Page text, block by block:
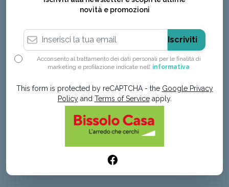
novità e promozioni
Indirizzo email
Iscriviti
Acconsento al trattamento dei dati personali per le finalità di
marketing e profilazione indicate nell’ informativa
This form is protected by reCAPTCHA - the Google Privacy
Policyand Terms of Serviceapply.